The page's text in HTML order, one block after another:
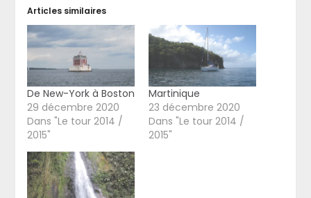
Articles similaires
De New-York à Boston
29 décembre 2020
Dans "Le tour 2014 /
2015"
Martinique
23 décembre 2020
Dans "Le tour 2014 /
2015"